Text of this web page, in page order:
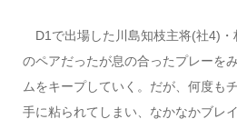
D1で出場した川島知枝主将(社4)・
のペアだったが息の合ったプレーを
ムをキープしていく。だが、何度も
手に粘られてしまい、なかなかブレ